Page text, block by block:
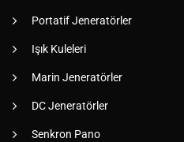
Portatif Jeneratörler
Işık Kuleleri
Marin Jeneratörler
DC Jeneratörler
Senkron Pano